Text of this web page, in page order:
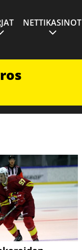
NETTIKASINOT